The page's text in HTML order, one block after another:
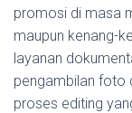
promosi di masa
maupun kenang-
layanan
pengambilan foto
proses editing